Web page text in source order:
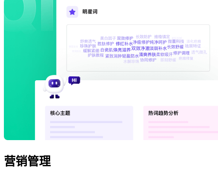
营销管理